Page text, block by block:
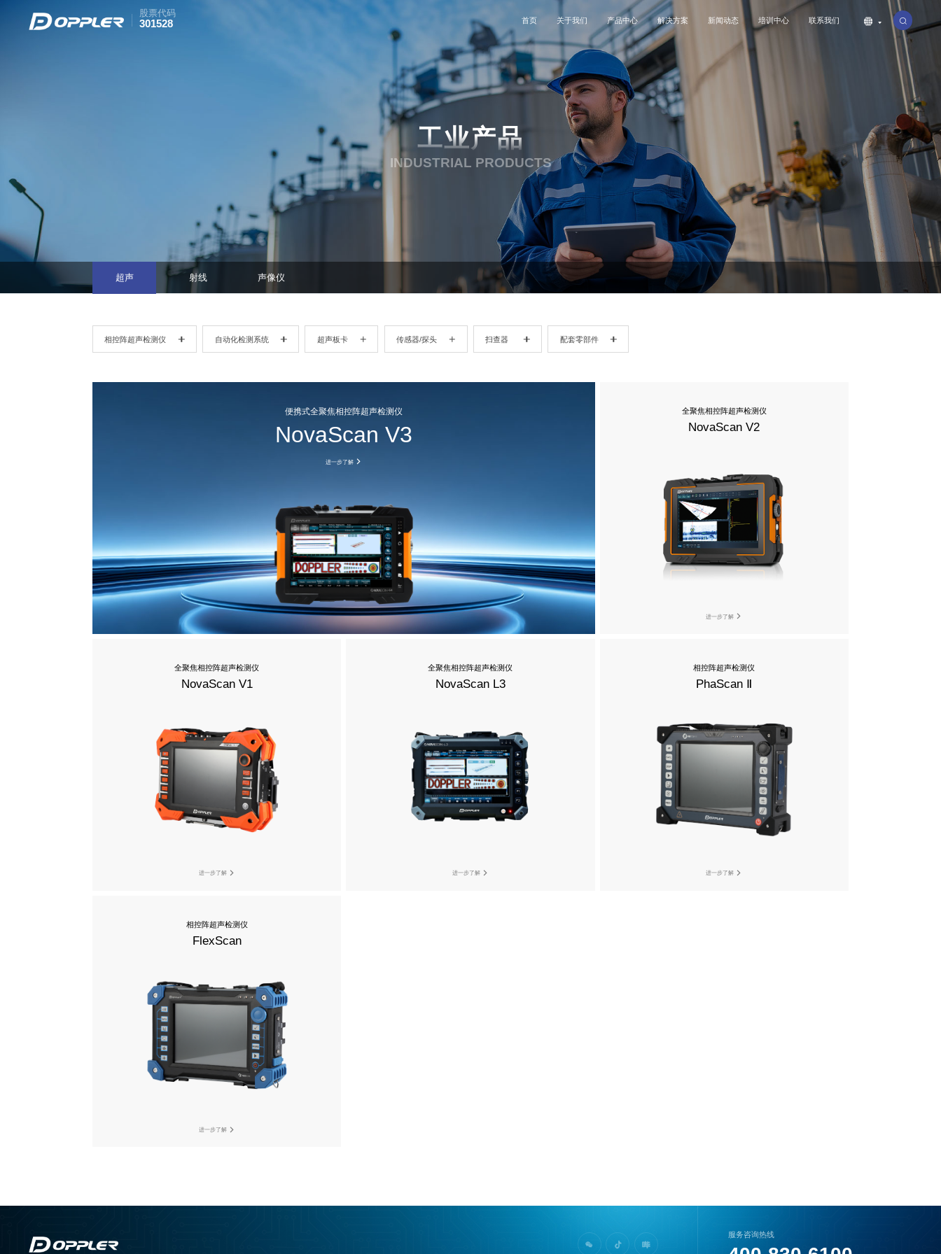
股票代码
301528 首页 关于我们
公司简介
企业文化
资质荣誉
公司简介
产品中心
工业
电子设备
医疗
工业
解决方案
特种设备
航空航天
石油石化
交通运输
钢铁重工
电子设备
特种设备
新闻动态
公司动态
公司动态
培训中心 联系我们
联系我们
服务支持
联系我们
工业产品
INDUSTRIAL PRODUCTS
超声 射线 声像仪
相控阵超声检测仪 自动化检测系统 超声板卡 传感器/探头 扫查器 配套零部件
便携式全聚焦相控阵超声检测仪
NovaScan V3
进一步了解
全聚焦相控阵超声检测仪
NovaScan V2
进一步了解
全聚焦相控阵超声检测仪
NovaScan V1
进一步了解
全聚焦相控阵超声检测仪
NovaScan L3
进一步了解
相控阵超声检测仪
PhaScan Ⅱ
进一步了解
相控阵超声检测仪
FlexScan
进一步了解
服务咨询热线